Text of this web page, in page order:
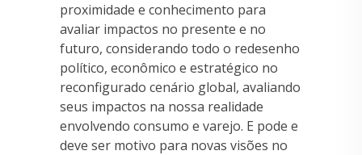
proximidade e conhecimento para
avaliar impactos no presente e no
futuro, considerando todo o redesenho
político, econômico e estratégico no
reconfigurado cenário global, avaliando
seus impactos na nossa realidade
envolvendo consumo e varejo. E pode e
deve ser motivo para novas visões no